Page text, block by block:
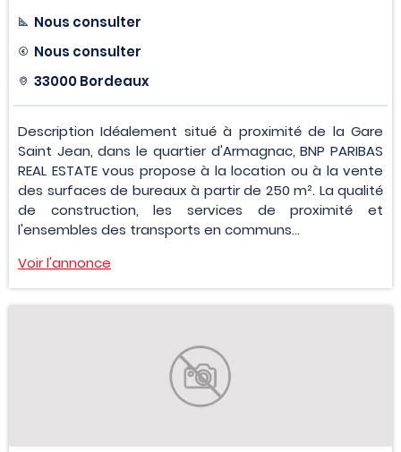
Nous consulter
Nous consulter
33000 Bordeaux
Description Idéalement situé à proximité de la Gare
Saint Jean, dans le quartier d'Armagnac, BNP PARIBAS
REAL ESTATE vous propose à la location ou à la vente
des surfaces de bureaux à partir de 250 m². La qualité
de construction, les services de proximité et
l'ensembles des transports en communs...
Voir l'annonce